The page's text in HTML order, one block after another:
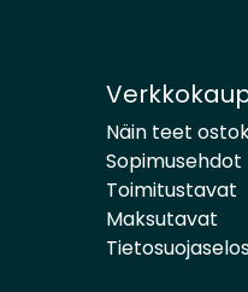
Näin teet
Sopimusehdot
Toimitustavat
Maksutavat